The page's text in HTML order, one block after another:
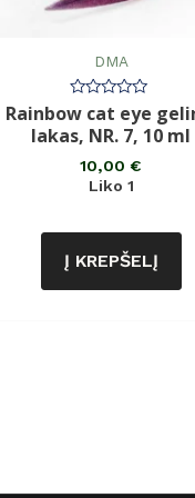
DMA
Įvertinimas:
0
iš
Rainbow cat eye
lakas, NR. 7, 10 ml
10,00 €
Liko 1
Į KREPŠELĮ